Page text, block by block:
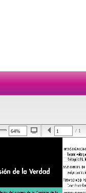
/ 1